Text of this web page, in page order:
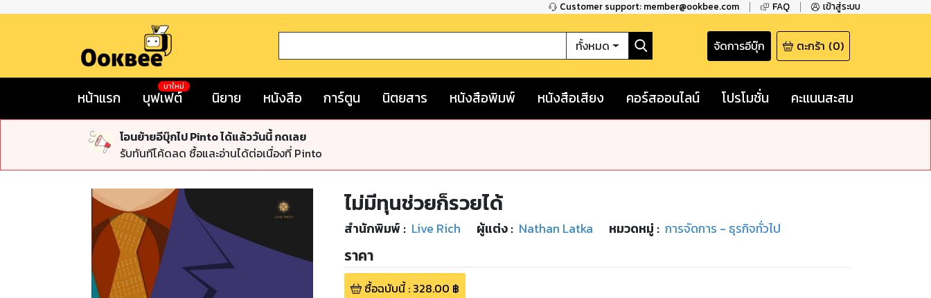
Customer support: member@ookbee.com FAQ เข้าสู่ระบบ
ทั้งหมด จัดการอีบุ๊ก ตะกร้า (0)
หน้าแรก บุฟเฟต์
มาใหม่
นิยาย หนังสือ การ์ตูน นิตยสาร หนังสือพิมพ์ หนังสือเสียง คอร์สออนไลน์ โปรโมชั่น คะแนนสะสม
โอนย้ายอีบุ๊กไป Pinto ได้แล้ววันนี้ กดเลย
รับทันทีโค้ดลด ซื้อและอ่านได้ต่อเนื่องที่ Pinto
ไม่มีทุนช่วยก็รวยได้
สำนักพิมพ์ : Live Rich ผู้แต่ง : Nathan Latka หมวดหมู่ : การจัดการ - ธุรกิจทั่วไป
ราคา
ซื้อฉบับนี้: 328.00 ฿